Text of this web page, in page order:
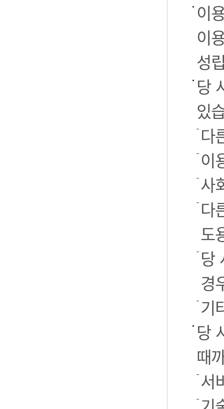
이
이
성
당
있
다
이
사
다
도
당
경
기
당
때
서